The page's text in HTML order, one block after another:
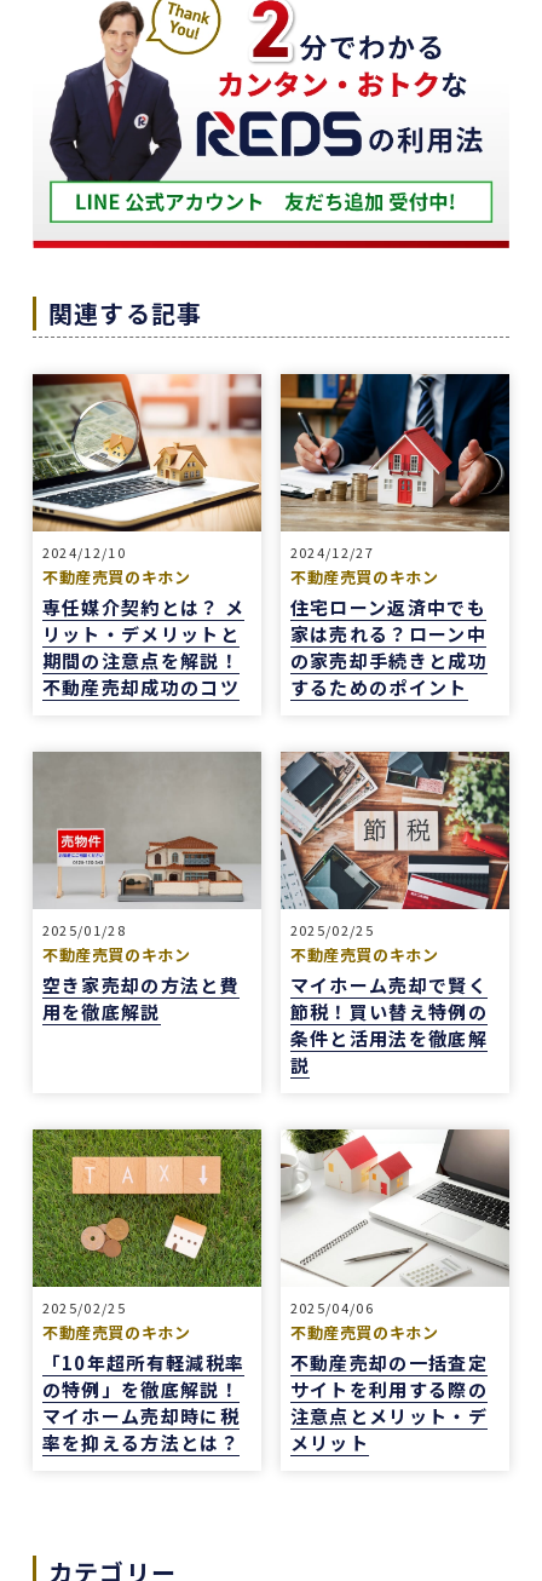
かったです。
担当の下山さんには大変お世話になりました。
築年数が厳しい条件の中、数々の条件を伝えたと
ころ、適切かつ具体的に提案していただきまし
た。
下山さんの人柄も安心でき、打ち合わせの時に、
冗談や笑い話が多く、不動産売却のことを忘れて
しております。
また機会があれば是非REDSを利用したいし、紹
介していきたいと思います。
エージェントの指名は下山さんをオススメしま
す！
本当にありがとうございました！
1 か月前
中古マンションの売却でお世話になりました。
担当の志水様は、ベテランならではの豊富な知識
で市場動向や適正価格を丁寧に解説してくださ
何より素晴らしいと感じたのは、情報の囲い込み
等を一切行わないという徹底した透明性です。こ
の誠実な姿勢と親身な対応に、人間としても深い
信頼を置くことができました。
結果として非常に満足のいく売却ができ、今後も
購入の機会があればぜひ志水様にお願いしたいと
考えています。知人にも自信を持って紹介できる
不動産会社様です。
REDSは、自分でSUUMOなどを使って物件検索
ができる人にはおすすめだと感じました。
他の不動産会社にも行きましたが、こちらの希望
に寄り添うというより、不動産会社側が売りたい
物件を勧められているように感じることもありま
した。
その点、REDSは自分で見つけた物件を軸に進め
やすいのがよかったです。
一方で、自分が望む物件像がまだ明確でない人
や、うまく検索できない人にとっては、REDSだ
けで良い物件に出会うのは少し難しいかもしれま
せん。
きにくいと思います。
関連する記事
2024/12/10
不動産売買のキホン
専任媒介契約とは？ メ
リット・デメリットと
期間の注意点を解説！
不動産売却成功のコツ
2024/12/27
不動産売買のキホン
住宅ローン返済中でも
家は売れる？ローン中
の家売却手続きと成功
するためのポイント
2025/01/28
不動産売買のキホン
空き家売却の方法と費
用を徹底解説
2025/02/25
不動産売買のキホン
マイホーム売却で賢く
節税！買い替え特例の
条件と活用法を徹底解
説
2025/02/25
不動産売買のキホン
「10年超所有軽減税率
の特例」を徹底解説！
マイホーム売却時に税
率を抑える方法とは？
2025/04/06
不動産売買のキホン
不動産売却の一括査定
サイトを利用する際の
注意点とメリット・デ
メリット
カテゴリー